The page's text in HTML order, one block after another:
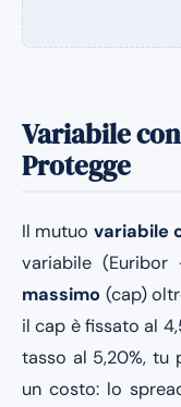
Variabile
Protegge
Il mutuo variabile
variabile
massimo (cap)
il cap è fissato al
tasso al 5,20%, tu
un costo: lo